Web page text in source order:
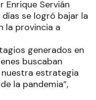
Enrique Servián
se logró bajar la
la provincia a
generados en
buscaban
estrategia
la pandemia”,